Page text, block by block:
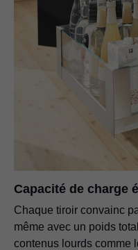
Capacité de charge
Chaque tiroir convainc
même avec un poids
contenus lourds comme